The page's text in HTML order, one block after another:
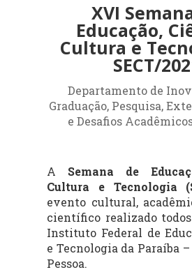
XVI
Educação,
Cultura e
SECT/
Departamento de
Graduação, Pesquisa,
e Desafios
A Semana de
Cultura e Tecnologia
evento cultural,
científico realizado
Instituto Federal de
e Tecnologia da Paraíba
Pessoa.